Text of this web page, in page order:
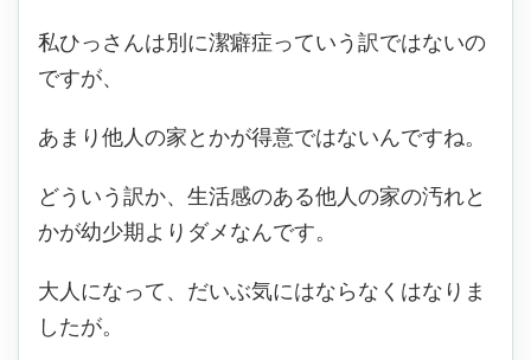
私ひっさんは別に潔癖症っていう訳ではないの
ですが、
あまり他人の家とかが得意ではないんですね。
どういう訳か、生活感のある他人の家の汚れと
かが幼少期よりダメなんです。
大人になって、だいぶ気にはならなくはなりま
したが。